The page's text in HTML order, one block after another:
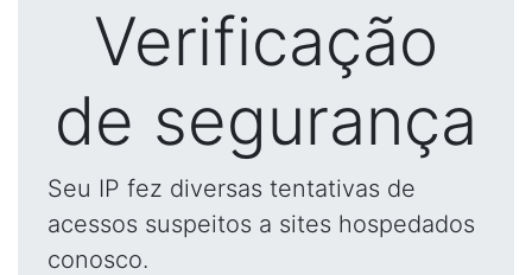
Verificação
de segurança
Seu IP fez diversas tentativas de
acessos suspeitos a sites hospedados
conosco.